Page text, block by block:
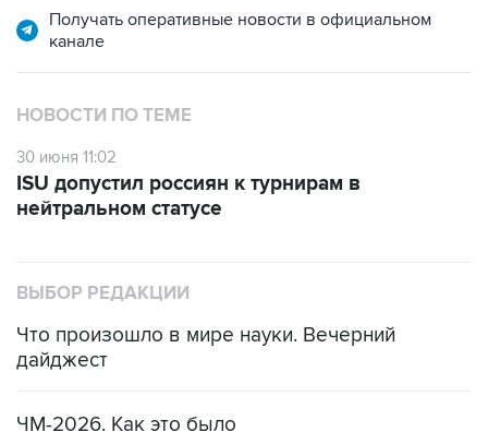
Получать оперативные новости в официальном
канале
НОВОСТИ ПО ТЕМЕ
30 июня 11:02
ISU допустил россиян к турнирам в
нейтральном статусе
ВЫБОР РЕДАКЦИИ
Что произошло в мире науки. Вечерний
дайджест
ЧМ-2026. Как это было